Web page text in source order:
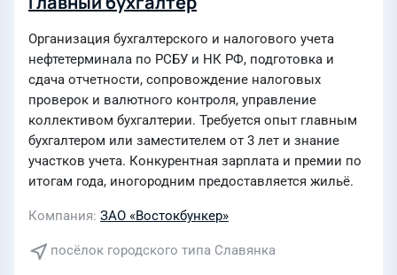
Организация бухгалтерского и налогового учета
нефтетерминала по РСБУ и НК РФ, подготовка и
сдача отчетности, сопровождение налоговых
проверок и валютного контроля, управление
коллективом бухгалтерии. Требуется опыт главным
бухгалтером или заместителем от 3 лет и знание
участков учета. Конкурентная зарплата и премии по
итогам года, иногородним предоставляется жильё.
Компания ЗАО «Востокбункер»
посёлок городского типа Славянка